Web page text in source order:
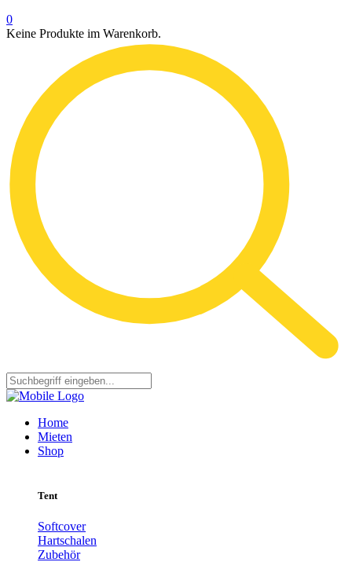
0
Keine Produkte im Warenkorb.
Home
Mieten
Shop
Tent
Softcover
Hartschalen
Zubehör